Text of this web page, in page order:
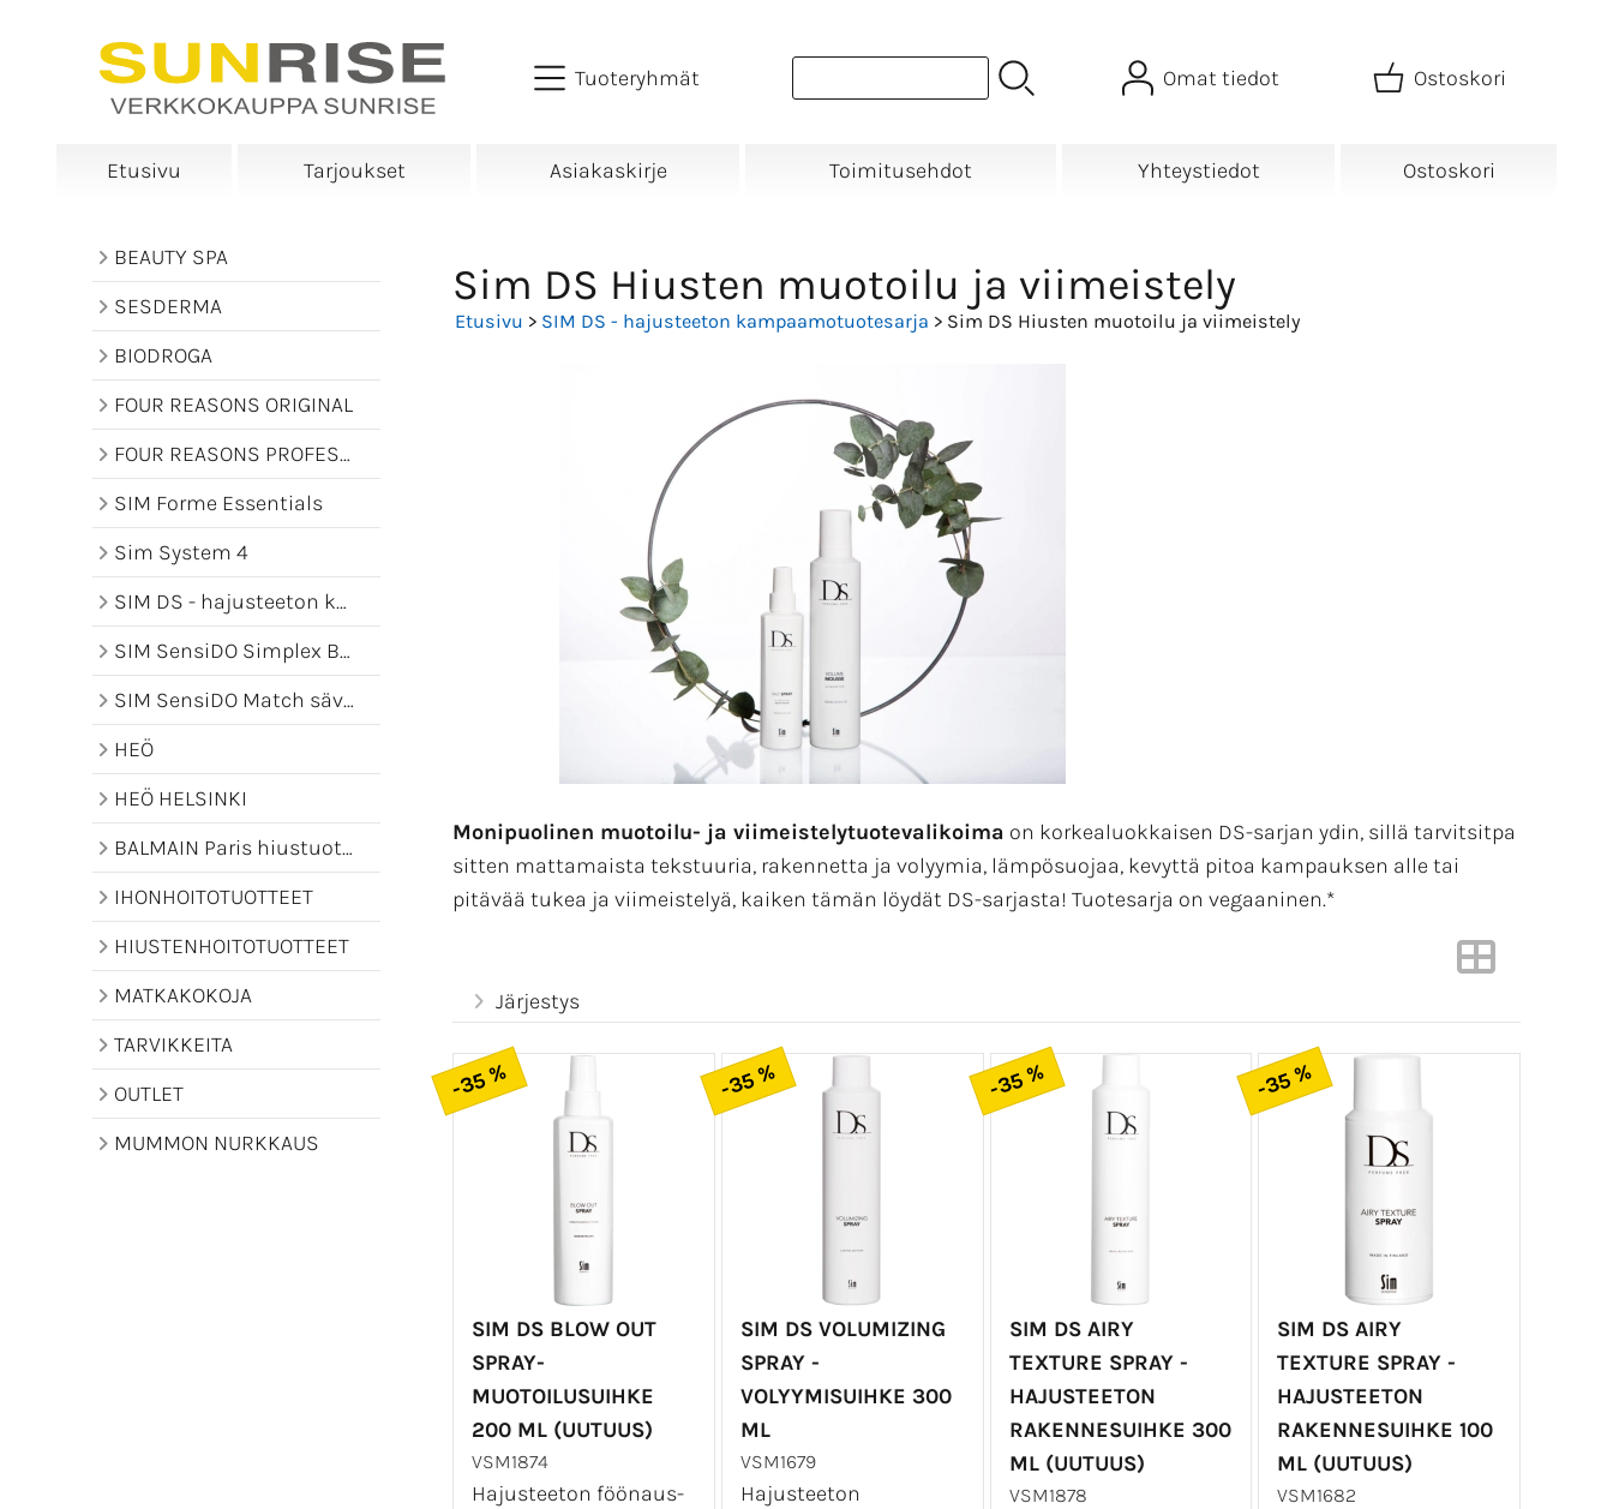
Tuoteryhmät Omat tiedot Ostoskori
Etusivu Tarjoukset Asiakaskirje Toimitusehdot Yhteystiedot Ostoskori
BEAUTY SPA
SESDERMA
BIODROGA
FOUR REASONS ORIGINAL
FOUR REASONS PROFESSIONAL
SIM Forme Essentials
Sim System 4
SIM DS - hajusteeton kampaamotuotesarja
SIM SensiDO Simplex Bonder -kotihoito
SIM SensiDO Match sävyttävä hiusnaamio
HEÖ
HEÖ HELSINKI
BALMAIN Paris hiustuotteet
IHONHOITOTUOTTEET
HIUSTENHOITOTUOTTEET
MATKAKOKOJA
TARVIKKEITA
OUTLET
MUMMON NURKKAUS
Sim DS Hiusten muotoilu ja viimeistely
Etusivu > SIM DS - hajusteeton kampaamotuotesarja > Sim DS Hiusten muotoilu ja viimeistely
Monipuolinen muotoilu- ja viimeistelytuotevalikoima on korkealuokkaisen DS-sarjan ydin, sillä tarvitsitpa
sitten mattamaista tekstuuria, rakennetta ja volyymia, lämpösuojaa, kevyttä pitoa kampauksen alle tai
pitävää tukea ja viimeistelyä, kaiken tämän löydät DS-sarjasta! Tuotesarja on vegaaninen.*
Järjestys
-35 %
SIM DS BLOW OUT
SPRAY-
MUOTOILUSUIHKE
200 ML (UUTUUS)
VSM1874
Hajusteeton föönaus-
-35 %
SIM DS VOLUMIZING
SPRAY -
VOLYYMISUIHKE 300
ML
VSM1679
Hajusteeton
-35 %
SIM DS AIRY
TEXTURE SPRAY -
HAJUSTEETON
RAKENNESUIHKE 300
ML (UUTUUS)
VSM1878
-35 %
SIM DS AIRY
TEXTURE SPRAY -
HAJUSTEETON
RAKENNESUIHKE 100
ML (UUTUUS)
VSM1682